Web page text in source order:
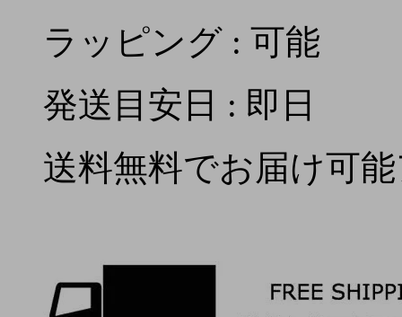
ラッピング : 可能
発送目安日 : 即日
送料無料でお届け可